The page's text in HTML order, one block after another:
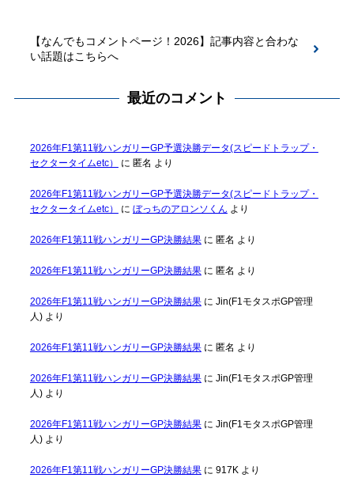
【なんでもコメントページ！2026】記事内容と合わな
い話題はこちらへ
最近のコメント
2026年F1第11戦ハンガリーGP予選決勝データ(スピードトラップ・
セクタータイムetc）
に 匿名 より
2026年F1第11戦ハンガリーGP予選決勝データ(スピードトラップ・
セクタータイムetc）
に ぼっちのアロンソくん より
2026年F1第11戦ハンガリーGP決勝結果に 匿名 より
2026年F1第11戦ハンガリーGP決勝結果に 匿名 より
2026年F1第11戦ハンガリーGP決勝結果に Jin(F1モタスポGP管理
人)より
2026年F1第11戦ハンガリーGP決勝結果に 匿名 より
2026年F1第11戦ハンガリーGP決勝結果に Jin(F1モタスポGP管理
人)より
2026年F1第11戦ハンガリーGP決勝結果に Jin(F1モタスポGP管理
人)より
2026年F1第11戦ハンガリーGP決勝結果に 917Kより